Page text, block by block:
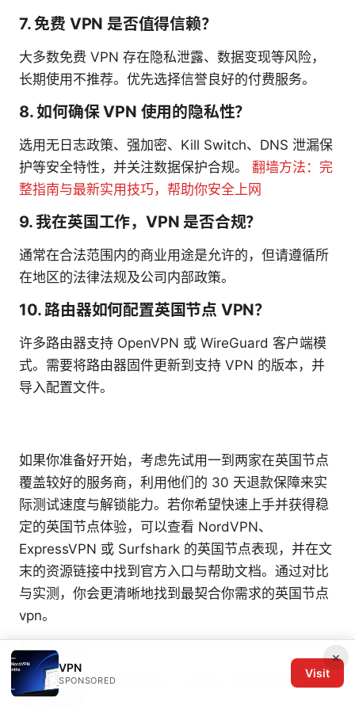
7. 免费 VPN 是否值得信赖？
大多数免费 VPN 存在隐私泄露、数据变现等风险，
长期使用不推荐。优先选择信誉良好的付费服务。
8. 如何确保 VPN 使用的隐私性？
选用无日志政策、强加密、Kill Switch、DNS 泄漏保
护等安全特性，并关注数据保护合规。 翻墙方法：完
整指南与最新实用技巧，帮助你安全上网
9. 我在英国工作，VPN 是否合规？
通常在合法范围内的商业用途是允许的，但请遵循所
在地区的法律法规及公司内部政策。
10. 路由器如何配置英国节点 VPN？
许多路由器支持 OpenVPN 或 WireGuard 客户端模
式。需要将路由器固件更新到支持 VPN 的版本，并
导入配置文件。
如果你准备好开始，考虑先试用一到两家在英国节点
覆盖较好的服务商，利用他们的 30 天退款保障来实
际测试速度与解锁能力。若你希望快速上手并获得稳
定的英国节点体验，可以查看 NordVPN、
ExpressVPN 或 Surfshark 的英国节点表现，并在文
末的资源链接中找到官方入口与帮助文档。通过对比
与实测，你会更清晰地找到最契合你需求的英国节点
vpn。
Sources:
苹果手机翻墙：在 iPhone 上选择、安装与优化 VPN
×
VPN
SPONSORED
Visit